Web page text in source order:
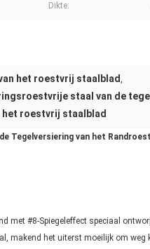
Dikte:
het roestvrij staalblad,
staal van de
het roestvrij staalblad
Tegelversiering van het
met #8-Spiegeleffect speciaal
makend het uiterst moeilijk om weg